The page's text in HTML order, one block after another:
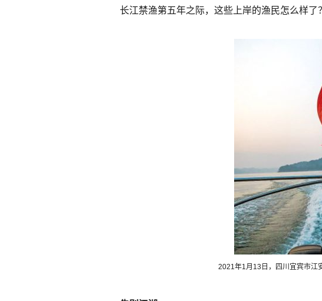
长江禁渔第五年之际，这些上岸的渔民怎么样了？
2021年1月13日，四川宜宾市江